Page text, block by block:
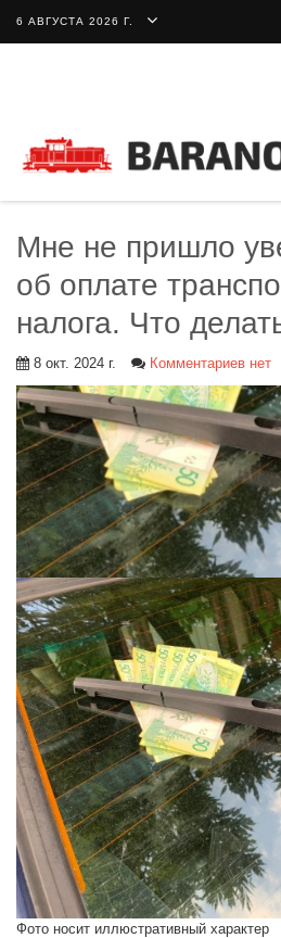
6 АВГУСТА 2026 Г.
Мне не пришло
об оплате
налога. Что
8 окт. 2024 г. Комментариев нет
Фото носит иллюстративный характер